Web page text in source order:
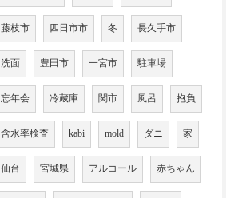
藤枝市 四日市市 冬 長久手市
洗面 豊田市 一宮市 駐車場
忘年会 冷蔵庫 関市 風呂 抱負
含水率検査 kabi mold ダニ 家
仙台 宮城県 アルコール 赤ちゃん